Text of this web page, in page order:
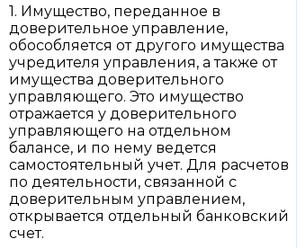
1. Имущество, переданное в
доверительное управление,
обособляется от другого имущества
учредителя управления, а также от
имущества доверительного
управляющего. Это имущество
отражается у доверительного
управляющего на отдельном
балансе, и по нему ведется
самостоятельный учет. Для расчетов
по деятельности, связанной с
доверительным управлением,
открывается отдельный банковский
счет.